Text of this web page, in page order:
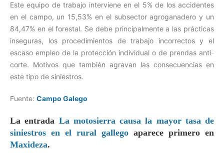
Este equipo de trabajo interviene en el 5% de los accidentes
en el campo, un 15,53% en el subsector agroganadero y un
84,47% en el forestal. Se debe principalmente a las prácticas
inseguras, los procedimientos de trabajo incorrectos y el
escaso empleo de la protección individual o de prendas anti-
corte. Motivos que también agravan las consecuencias en
este tipo de siniestros.
Fuente: Campo Galego
La entrada La motosierra causa la mayor tasa de
siniestros en el rural gallego aparece primero en
Maxideza.